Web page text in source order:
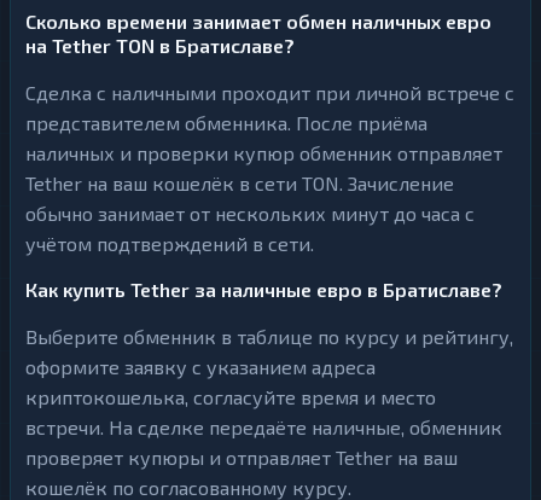
Сколько времени занимает обмен наличных евро
на Tether TON в Братиславе?
Сделка с наличными проходит при личной встрече с
представителем обменника. После приёма
наличных и проверки купюр обменник отправляет
Tether на ваш кошелёк в сети TON. Зачисление
обычно занимает от нескольких минут до часа с
учётом подтверждений в сети.
Как купить Tether за наличные евро в Братиславе?
Выберите обменник в таблице по курсу и рейтингу,
оформите заявку с указанием адреса
криптокошелька, согласуйте время и место
встречи. На сделке передаёте наличные, обменник
проверяет купюры и отправляет Tether на ваш
кошелёк по согласованному курсу.